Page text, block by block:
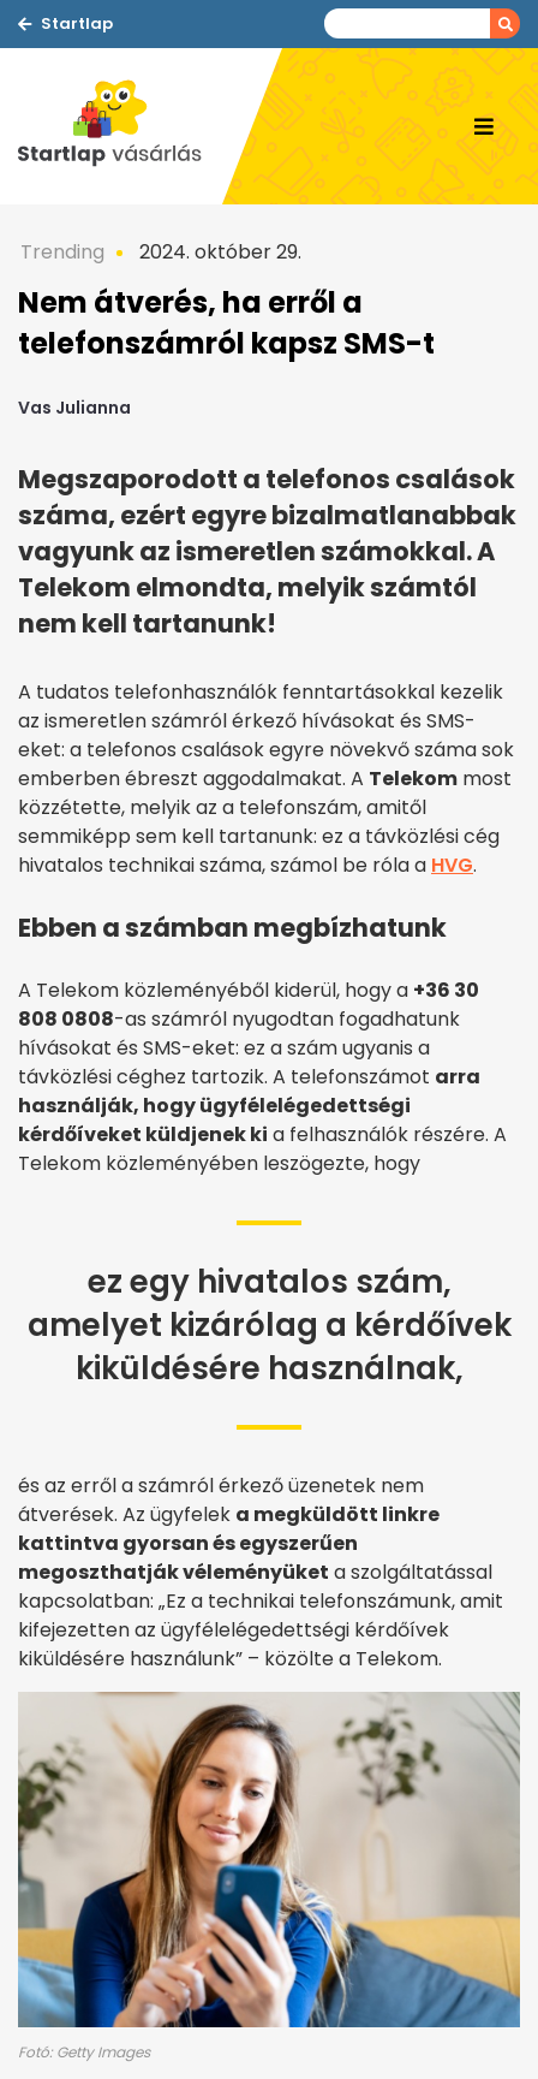
Startlap
Trending 2024. október 29.
Nem átverés, ha erről a
telefonszámról kapsz SMS-t
Vas Julianna
Megszaporodott a telefonos csalások
száma, ezért egyre bizalmatlanabbak
vagyunk az ismeretlen számokkal. A
Telekom elmondta, melyik számtól
nem kell tartanunk!
A tudatos telefonhasználók fenntartásokkal kezelik
az ismeretlen számról érkező hívásokat és SMS-
eket: a telefonos csalások egyre növekvő száma sok
emberben ébreszt aggodalmakat. A Telekom most
közzétette, melyik az a telefonszám, amitől
semmiképp sem kell tartanunk: ez a távközlési cég
hivatalos technikai száma, számol be róla a HVG.
Ebben a számban megbízhatunk
A Telekom közleményéből kiderül, hogy a +36 30
808 0808-as számról nyugodtan fogadhatunk
hívásokat és SMS-eket: ez a szám ugyanis a
távközlési céghez tartozik. A telefonszámot arra
használják, hogy ügyfélelégedettségi
kérdőíveket küldjenek ki a felhasználók részére. A
Telekom közleményében leszögezte, hogy
ez egy hivatalos szám,
amelyet kizárólag a kérdőívek
kiküldésére használnak,
és az erről a számról érkező üzenetek nem
átverések. Az ügyfelek a megküldött linkre
kattintva gyorsan és egyszerűen
megoszthatják véleményüket a szolgáltatással
kapcsolatban: „Ez a technikai telefonszámunk, amit
kifejezetten az ügyfélelégedettségi kérdőívek
kiküldésére használunk” – közölte a Telekom.
Fotó: Getty Images